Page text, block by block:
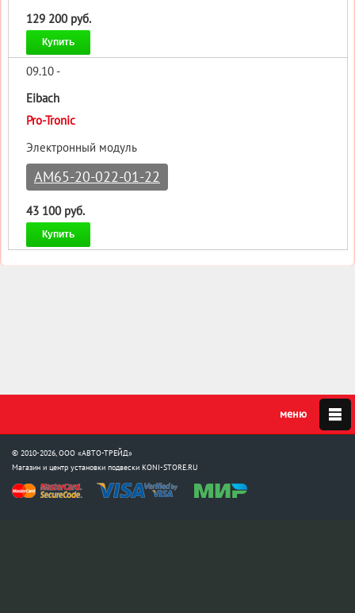
129 200 руб.
Купить
09.10 -
Eibach
Pro-Tronic
Электронный модуль
AM65-20-022-01-22
43 100 руб.
Купить
© 2010-2026, ООО «АВТО-ТРЕЙД»
Магазин и центр установки подвески KONI-STORE.RU